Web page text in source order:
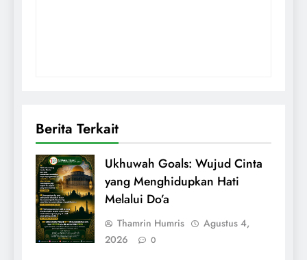
Berita Terkait
Ukhuwah Goals: Wujud Cinta
yang Menghidupkan Hati
Melalui Do’a
Thamrin Humris
Agustus 4,
2026
0